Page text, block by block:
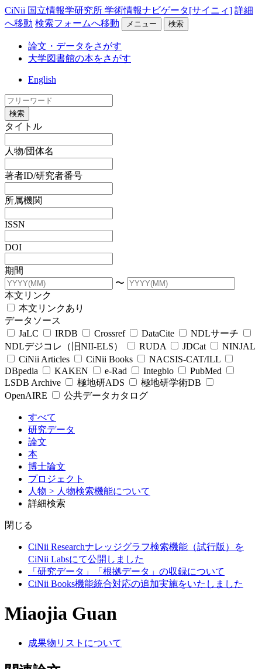
CiNii 国立情報学研究所 学術情報ナビゲータ[サイニィ] 詳細
へ移動 検索フォームへ移動 メニュー 検索
論文・データをさがす
大学図書館の本をさがす
English
検索
タイトル
人物/団体名
著者ID/研究者番号
所属機関
ISSN
DOI
期間
〜
本文リンク
本文リンクあり
データソース
JaLC
IRDB Crossref DataCite
NDLサーチ
NDLデジコレ（旧NII-ELS）
RUDA JDCat
NINJAL
CiNii Articles
CiNii Books
NACSIS-CAT/ILL
DBpedia
KAKEN e-Rad Integbio
PubMed
LSDB Archive
極地研ADS
極地研学術DB
OpenAIRE
公共データカタログ
すべて
研究データ
論文
本
博士論文
プロジェクト
人物 > 人物検索機能について
詳細検索
閉じる
CiNii Researchナレッジグラフ検索機能（試行版）を
CiNii Labsにて公開しました
「研究データ」「根拠データ」の収録について
CiNii Books機能統合対応の追加実施をいたしました
Miaojia Guan
成果物リストについて